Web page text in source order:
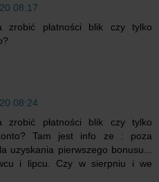
08:17
płatności blik czy tylko
08:24
płatności blik czy tylko
Tam jest info ze : poza
uzyskania pierwszego bonusu...
i lipcu. Czy w sierpniu i we